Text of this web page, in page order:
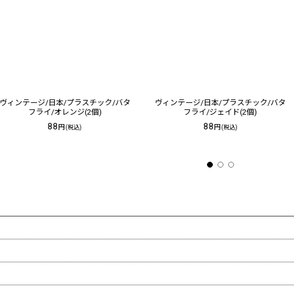
ヴィンテージ/日本/プラスチック/バタ
フライ/オレンジ(2個)
88円(税込)
ヴィンテージ/日本/プラスチック/バタ
フライ/ジェイド(2個)
88円(税込)